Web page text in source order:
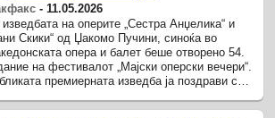
- 11.05.2026
на оперите „Сестра Анџелика“ и
Скики“ од Џакомо Пучини, синоќа во
опера и балет беше отворено 54.
на фестивалот „Мајски оперски вечери“.
премиерната изведба ја поздрави со